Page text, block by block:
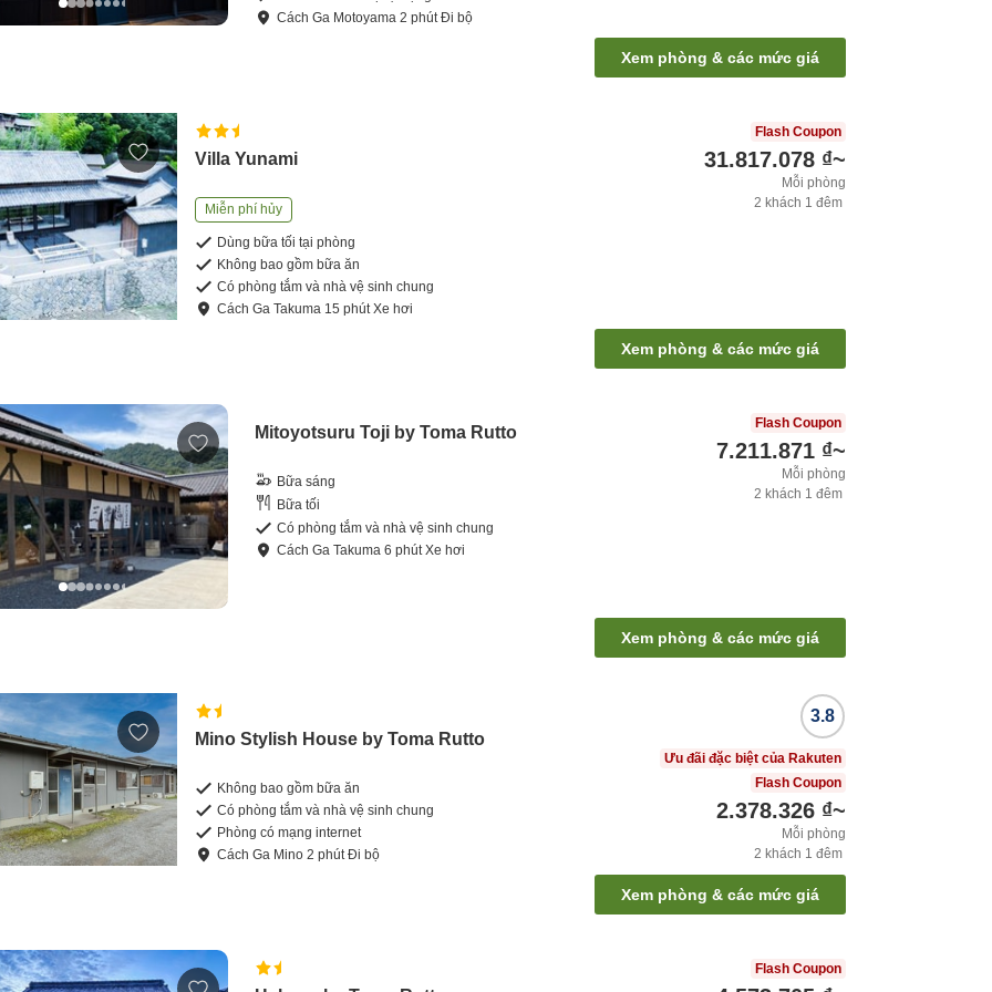
CáchGa Motoyama 2 phútĐi bộ
Xem phòng & các mức giá
Villa Yunami
Miễn phí hủy
Dùng bữa tối tại phòng
Không bao gồm bữa ăn
Có phòng tắm và nhà vệ sinh chung
CáchGa Takuma 15 phútXe hơi
Flash Coupon
31.817.078 ₫~
Mỗi phòng
2 khách 1 đêm
Xem phòng & các mức giá
Mitoyotsuru Toji by Toma Rutto
Bữa sáng
Bữa tối
Có phòng tắm và nhà vệ sinh chung
CáchGa Takuma 6 phútXe hơi
Flash Coupon
7.211.871 ₫~
Mỗi phòng
2 khách 1 đêm
Xem phòng & các mức giá
Mino Stylish House by Toma Rutto
Không bao gồm bữa ăn
Có phòng tắm và nhà vệ sinh chung
Phòng có mạng internet
CáchGa Mino 2 phútĐi bộ
3.8
Ưu đãi đặc biệt của Rakuten
Flash Coupon
2.378.326 ₫~
Mỗi phòng
2 khách 1 đêm
Xem phòng & các mức giá
Flash Coupon